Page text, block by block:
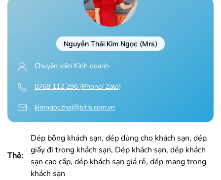
Nguyễn Thái Kim Ngọc (Mrs)
Chuyên viên Kinh doanh
0768 112 296 (Phone/ Zalo)
kimngoc.thai@bitis.com.vn
Thẻ:
Dép bông khách sạn, dép dùng cho khách sạn, dép
giấy đi trong khách sạn, Dép khách sạn, dép khách
sạn cao cấp, dép khách sạn giá rẻ, dép mang trong
khách sạn